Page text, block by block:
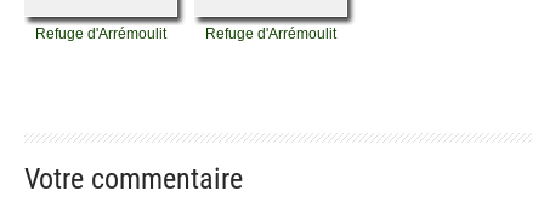
Refuge d'Arrémoulit Refuge d'Arrémoulit
Votre commentaire